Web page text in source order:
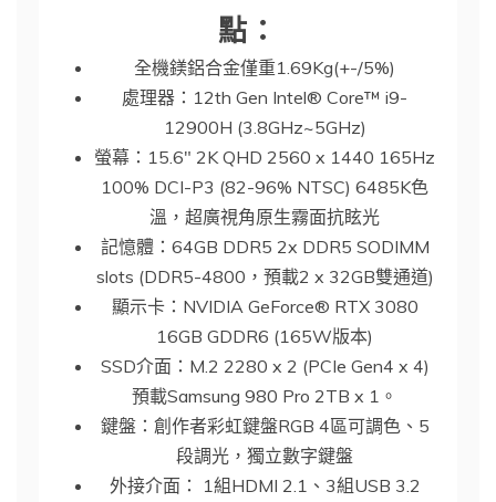
點：
全機鎂鋁合金僅重1.69Kg(+-/5%)
處理器：12th Gen Intel® Core™ i9-
12900H (3.8GHz~5GHz)
螢幕：15.6″ 2K QHD 2560 x 1440 165Hz
100% DCI-P3 (82-96% NTSC) 6485K色
溫，超廣視角原生霧面抗眩光
記憶體：64GB DDR5 2x DDR5 SODIMM
slots (DDR5-4800，預載2 x 32GB雙通道)
顯示卡：NVIDIA GeForce® RTX 3080
16GB GDDR6 (165W版本)
SSD介面：M.2 2280 x 2 (PCIe Gen4 x 4)
預載Samsung 980 Pro 2TB x 1。
鍵盤：創作者彩虹鍵盤RGB 4區可調色、5
段調光，獨立數字鍵盤
外接介面： 1組HDMI 2.1、3組USB 3.2